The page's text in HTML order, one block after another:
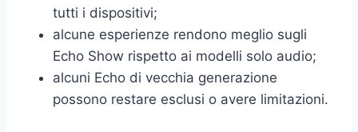
tutti i dispositivi;
alcune esperienze rendono meglio sugli
Echo Show rispetto ai modelli solo audio;
alcuni Echo di vecchia generazione
possono restare esclusi o avere limitazioni.